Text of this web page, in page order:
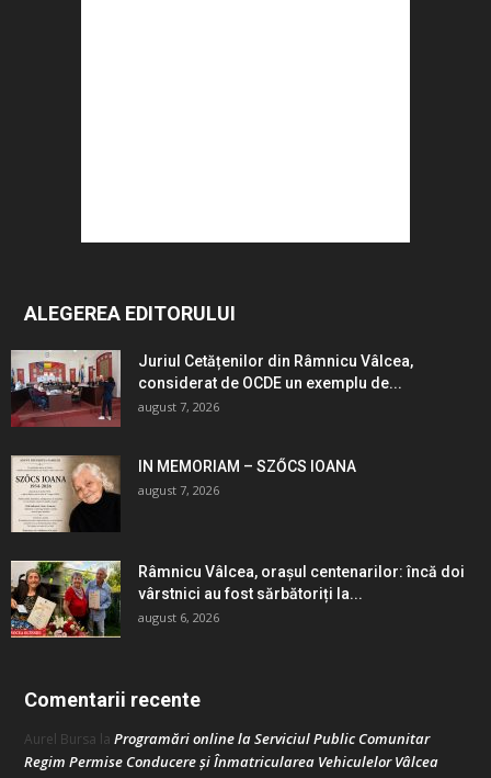
ALEGEREA EDITORULUI
Juriul Cetățenilor din Râmnicu Vâlcea,
considerat de OCDE un exemplu de...
august 7, 2026
IN MEMORIAM – SZŐCS IOANA
august 7, 2026
Râmnicu Vâlcea, orașul centenarilor: încă doi
vârstnici au fost sărbătoriți la...
august 6, 2026
Comentarii recente
Aurel Bursa la Programări online la Serviciul Public Comunitar
Regim Permise Conducere şi Înmatricularea Vehiculelor Vâlcea